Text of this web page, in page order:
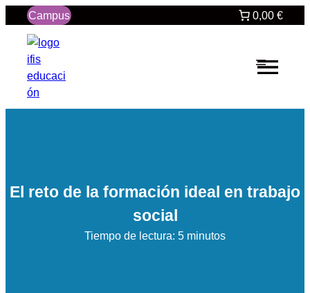
Saltar
contenido
Campus 0,00 €
El reto de la formación ideal en trabajo
social
Tiempo de lectura: 5 minutos